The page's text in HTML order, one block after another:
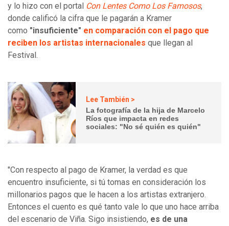
y lo hizo con el portal Con Lentes Como Los Famosos,
donde calificó la cifra que le pagarán a Kramer
como "insuficiente" en comparación con el pago que
reciben los artistas internacionales que llegan al
Festival.
Lee También >
La fotografía de la hija de Marcelo
Ríos que impacta en redes
sociales: "No sé quién es quién"
"Con respecto al pago de Kramer, la verdad es que
encuentro insuficiente, si tú tomas en consideración los
millonarios pagos que le hacen a los artistas extranjero.
Entonces el cuento es qué tanto vale lo que uno hace arriba
del escenario de Viña. Sigo insistiendo, es de una